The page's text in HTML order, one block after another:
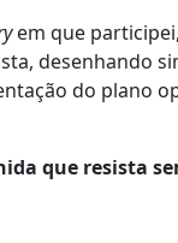
em que
desenhando
do plano
que resista